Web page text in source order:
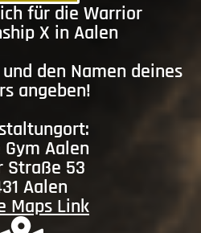
für die Warrior
X in Aalen
den Namen deines
angeben!
Aalen
Straße 53
Aalen
Maps Link